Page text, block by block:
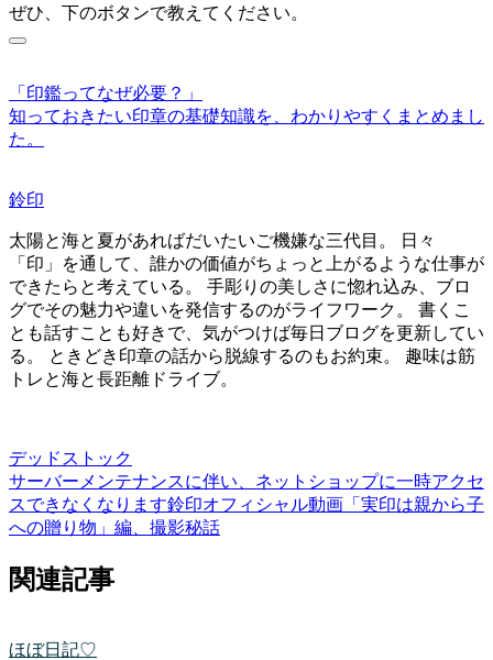
ぜひ、下のボタンで教えてください。
「印鑑ってなぜ必要？」
知っておきたい印章の基礎知識を、わかりやすくまとめまし
た。
鈴印
太陽と海と夏があればだいたいご機嫌な三代目。 日々
「印」を通して、誰かの価値がちょっと上がるような仕事が
できたらと考えている。 手彫りの美しさに惚れ込み、ブロ
グでその魅力や違いを発信するのがライフワーク。 書くこ
とも話すことも好きで、気がつけば毎日ブログを更新してい
る。 ときどき印章の話から脱線するのもお約束。 趣味は筋
トレと海と長距離ドライブ。
デッドストック
サーバーメンテナンスに伴い、ネットショップに一時アクセ
スできなくなります鈴印オフィシャル動画「実印は親から子
への贈り物」編、撮影秘話
関連記事
ほぼ日記♡